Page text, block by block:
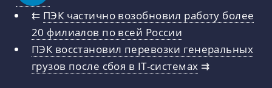
⇇ ПЭК частично возобновил работу более
20 филиалов по всей России
ПЭК восстановил перевозки генеральных
грузов после сбоя в IT-системах ⇉